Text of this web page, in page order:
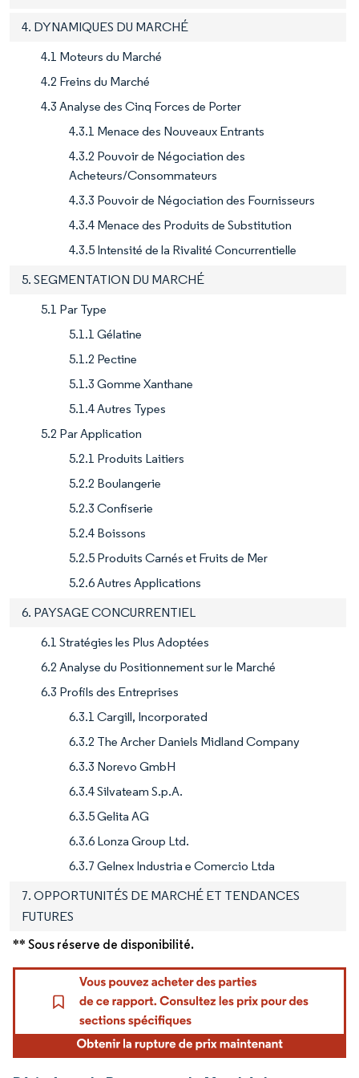
4. DYNAMIQUES DU MARCHÉ
4.1 Moteurs du Marché
4.2 Freins du Marché
4.3 Analyse des Cinq Forces de Porter
4.3.1 Menace des Nouveaux Entrants
4.3.2 Pouvoir de Négociation des
Acheteurs/Consommateurs
4.3.3 Pouvoir de Négociation des Fournisseurs
4.3.4 Menace des Produits de Substitution
4.3.5 Intensité de la Rivalité Concurrentielle
5. SEGMENTATION DU MARCHÉ
5.1 Par Type
5.1.1 Gélatine
5.1.2 Pectine
5.1.3 Gomme Xanthane
5.1.4 Autres Types
5.2 Par Application
5.2.1 Produits Laitiers
5.2.2 Boulangerie
5.2.3 Confiserie
5.2.4 Boissons
5.2.5 Produits Carnés et Fruits de Mer
5.2.6 Autres Applications
6. PAYSAGE CONCURRENTIEL
6.1 Stratégies les Plus Adoptées
6.2 Analyse du Positionnement sur le Marché
6.3 Profils des Entreprises
6.3.1 Cargill, Incorporated
6.3.2 The Archer Daniels Midland Company
6.3.3 Norevo GmbH
6.3.4 Silvateam S.p.A.
6.3.5 Gelita AG
6.3.6 Lonza Group Ltd.
6.3.7 Gelnex Industria e Comercio Ltda
7. OPPORTUNITÉS DE MARCHÉ ET TENDANCES
FUTURES
** Sous réserve de disponibilité.